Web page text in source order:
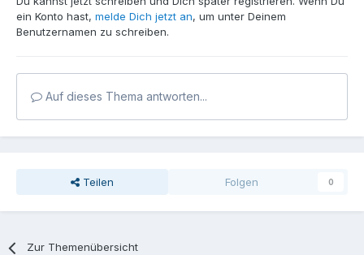
ein Konto hast, melde Dich jetzt an, um unter Deinem
Benutzernamen zu schreiben.
Auf dieses Thema antworten...
Teilen Folgen 0
Zur Themenübersicht